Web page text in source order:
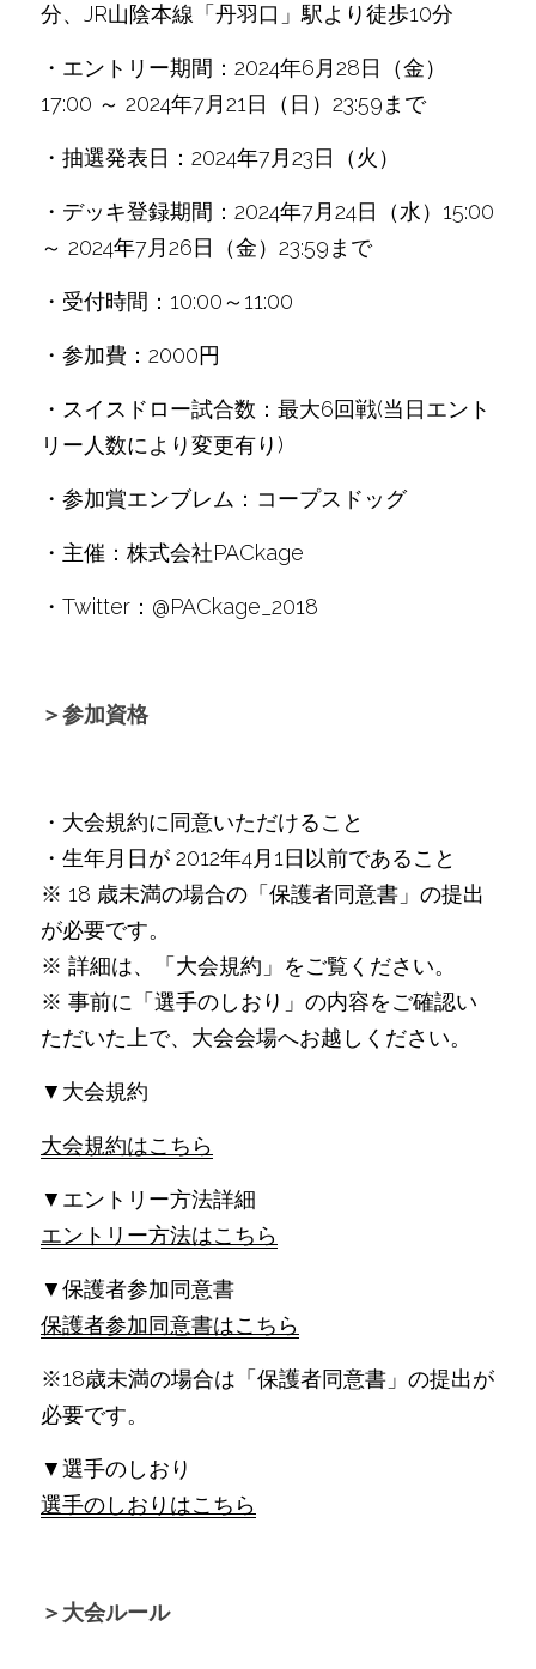
分、JR山陰本線「丹羽口」駅より徒歩10分
・エントリー期間：2024年6月28日（金）
17:00 ～ 2024年7月21日（日）23:59まで
・抽選発表日：2024年7月23日（火）
・デッキ登録期間：2024年7月24日（水）15:00
～ 2024年7月26日（金）23:59まで
・受付時間：10:00～11:00
・参加費：2000円
・スイスドロー試合数：最大6回戦(当日エント
リー人数により変更有り)
・参加賞エンブレム：コープスドッグ
・主催：株式会社PACkage
・Twitter：@PACkage_2018
＞参加資格
・大会規約に同意いただけること
・生年月日が 2012年4月1日以前であること
※ 18 歳未満の場合の「保護者同意書」の提出
が必要です。
※ 詳細は、「大会規約」をご覧ください。
※ 事前に「選手のしおり」の内容をご確認い
ただいた上で、大会会場へお越しください。
▼大会規約
大会規約はこちら
▼エントリー方法詳細
エントリー方法はこちら
▼保護者参加同意書
保護者参加同意書はこちら
※18歳未満の場合は「保護者同意書」の提出が
必要です。
▼選手のしおり
選手のしおりはこちら
＞大会ルール